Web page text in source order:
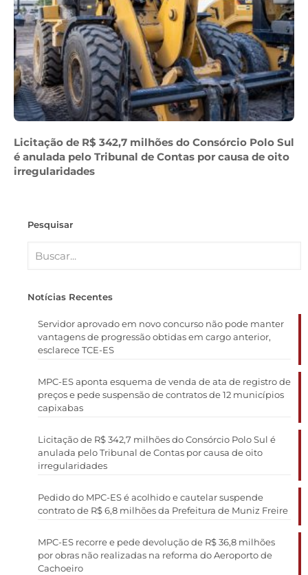
Licitação de R$ 342,7 milhões do Consórcio Polo Sul
é anulada pelo Tribunal de Contas por causa de oito
irregularidades
Pesquisar
Notícias Recentes
Servidor aprovado em novo concurso não pode manter
vantagens de progressão obtidas em cargo anterior,
esclarece TCE-ES
MPC-ES aponta esquema de venda de ata de registro de
preços e pede suspensão de contratos de 12 municípios
capixabas
Licitação de R$ 342,7 milhões do Consórcio Polo Sul é
anulada pelo Tribunal de Contas por causa de oito
irregularidades
Pedido do MPC-ES é acolhido e cautelar suspende
contrato de R$ 6,8 milhões da Prefeitura de Muniz Freire
MPC-ES recorre e pede devolução de R$ 36,8 milhões
por obras não realizadas na reforma do Aeroporto de
Cachoeiro